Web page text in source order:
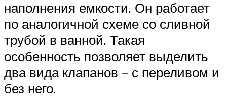
наполнения емкости. Он работает
по аналогичной схеме со сливной
трубой в ванной. Такая
особенность позволяет выделить
два вида клапанов – с переливом и
без него.